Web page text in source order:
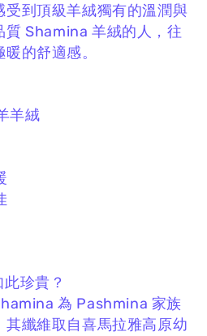
受到頂級羊絨獨有的溫潤與
質 Shamina 羊絨的人，往
的舒適感。
羊絨
珍貴？
為 Pashmina 家族
其纖維取自喜馬拉雅高原幼